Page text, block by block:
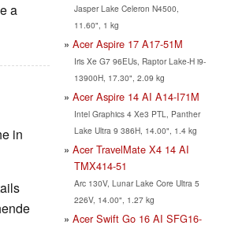
a
in
Jasper Lake Celeron N4500,
11.60", 1 kg
Acer Aspire 17 A17-51M
Iris Xe G7 96EUs, Raptor Lake-H i9-
13900H, 17.30", 2.09 kg
Acer Aspire 14 AI A14-I71M
Intel Graphics 4 Xe3 PTL, Panther
Lake Ultra 9 386H, 14.00", 1.4 kg
Acer TravelMate X4 14 AI
TMX414-51
Arc 130V, Lunar Lake Core Ultra 5
226V, 14.00", 1.27 kg
Acer Swift Go 16 AI SFG16-